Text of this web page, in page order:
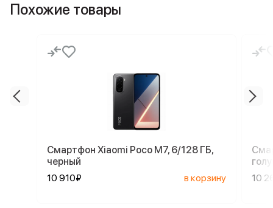
Похожие товары
Смартфон Xiaomi Poco M7, 6/128 ГБ,
черный
10 910₽
в корзину
10